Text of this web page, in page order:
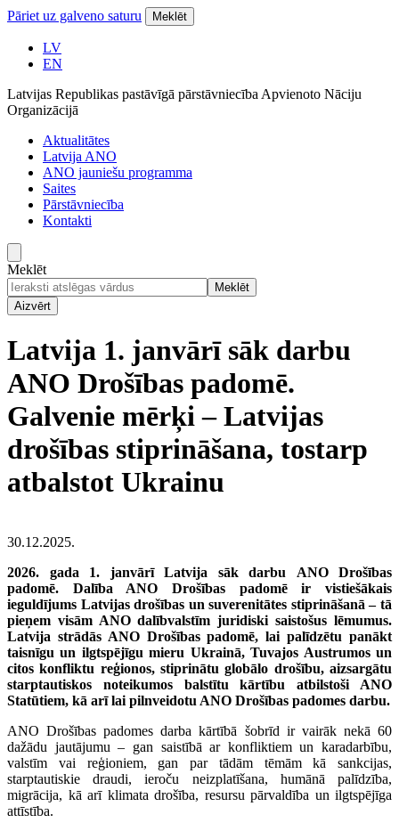
Pāriet uz galveno saturu Meklēt
LV
EN
Latvijas Republikas pastāvīgā pārstāvniecība Apvienoto Nāciju
Organizācijā
Aktualitātes
Latvija ANO
ANO jauniešu programma
Saites
Pārstāvniecība
Kontakti
Meklēt
Meklēt
Aizvērt
Latvija 1. janvārī sāk darbu
ANO Drošības padomē.
Galvenie mērķi – Latvijas
drošības stiprināšana, tostarp
atbalstot Ukrainu
30.12.2025.
2026. gada 1. janvārī Latvija sāk darbu
ANO Drošības
padomē. Dalība ANO Drošības padomē ir vistiešākais
ieguldījums Latvijas drošības un suverenitātes stiprināšanā – tā
pieņem visām ANO dalībvalstīm juridiski saistošus lēmumus.
Latvija strādās ANO Drošības padomē, lai palīdzētu panākt
taisnīgu un ilgtspējīgu mieru Ukrainā, Tuvajos Austrumos un
citos konfliktu reģionos, stiprinātu globālo drošību, aizsargātu
starptautiskos noteikumos balstītu kārtību atbilstoši ANO
Statūtiem, kā arī lai pilnveidotu ANO Drošības padomes darbu.
ANO Drošības padomes darba kārtībā šobrīd ir vairāk nekā 60
dažādu jautājumu – gan saistībā ar konfliktiem un karadarbību,
valstīm vai reģioniem, gan par tādām tēmām kā sankcijas,
starptautiskie draudi, ieroču neizplatīšana, humānā palīdzība,
migrācija, kā arī klimata drošība, resursu pārvaldība un ilgtspējīga
attīstība.